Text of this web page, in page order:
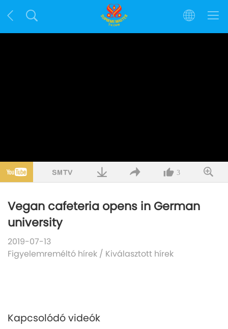
3
Vegan cafeteria opens in German
university
2019-07-13
Figyelemreméltó hírek / Kiválasztott hírek
Kapcsolódó videók